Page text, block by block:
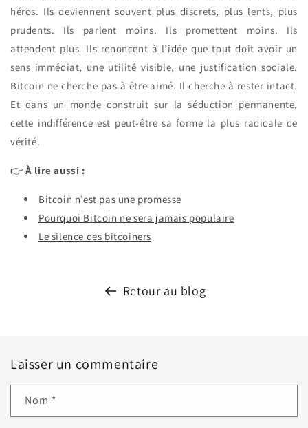
héros. Ils deviennent souvent plus discrets, plus lents, plus
prudents. Ils parlent moins. Ils promettent moins. Ils
attendent plus. Ils renoncent à l’idée que tout doit avoir un
sens immédiat, une utilité visible, une justification sociale.
Bitcoin ne cherche pas à être aimé. Il cherche à rester intact.
Et dans un monde construit sur la séduction permanente,
cette indifférence est peut-être sa forme la plus radicale de
vérité.
👉À lire aussi :
Bitcoin n’est pas une promesse
Pourquoi Bitcoin ne sera jamais populaire
Le silence des bitcoiners
Retour au blog
Laisser un commentaire
Nom *